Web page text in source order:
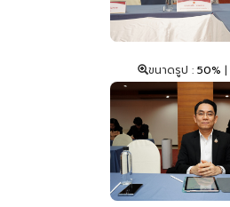
ขนาดรูป : 50% |